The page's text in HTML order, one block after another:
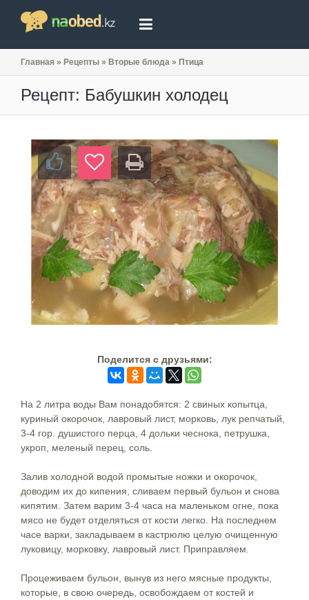
Главная » Рецепты » Вторые блюда » Птица
Рецепт: Бабушкин холодец
Поделится c друзьями:
На 2 литра воды Вам понадобятся: 2 свиных копытца,
куриный окорочок, лавровый лист, морковь, лук репчатый,
3-4 гор. душистого перца, 4 дольки чеснока, петрушка,
укроп, меленый перец, соль.
Залив холодной водой промытые ножки и окорочок,
доводим их до кипения, сливаем первый бульон и снова
кипятим. Затем варим 3-4 часа на маленьком огне, пока
мясо не будет отделяться от кости легко. На последнем
часе варки, закладываем в кастрюлю целую очищенную
луковицу, морковку, лавровый лист. Приправляем.
Процеживаем бульон, вынув из него мясные продукты,
которые, в свою очередь, освобождаем от костей и